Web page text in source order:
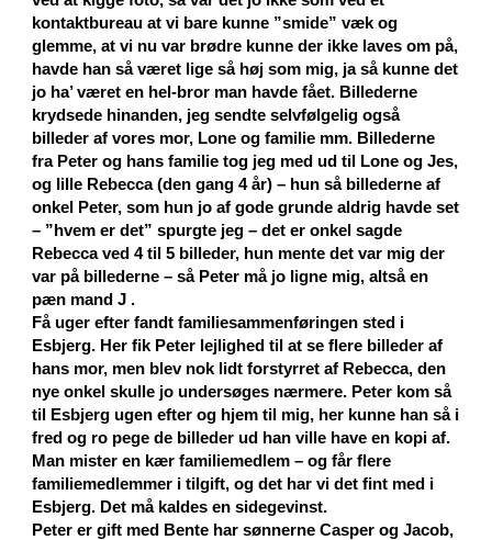
kontaktbureau at vi bare kunne ”smide” væk og
glemme, at vi nu var brødre kunne der ikke laves om på,
havde han så været lige så høj som mig, ja så kunne det
jo ha’ været en hel-bror man havde fået. Billederne
krydsede hinanden, jeg sendte selvfølgelig også
billeder af vores mor, Lone og familie mm. Billederne
fra Peter og hans familie tog jeg med ud til Lone og Jes,
og lille Rebecca (den gang 4 år) – hun så billederne af
onkel Peter, som hun jo af gode grunde aldrig havde set
– ”hvem er det” spurgte jeg – det er onkel sagde
Rebecca ved 4 til 5 billeder, hun mente det var mig der
var på billederne – så Peter må jo ligne mig, altså en
pæn mand J .
Få uger efter fandt familiesammenføringen sted i
Esbjerg. Her fik Peter lejlighed til at se flere billeder af
hans mor, men blev nok lidt forstyrret af Rebecca, den
nye onkel skulle jo undersøges nærmere. Peter kom så
til Esbjerg ugen efter og hjem til mig, her kunne han så i
fred og ro pege de billeder ud han ville have en kopi af.
Man mister en kær familiemedlem – og får flere
familiemedlemmer i tilgift, og det har vi det fint med i
Esbjerg. Det må kaldes en sidegevinst.
Peter er gift med Bente har sønnerne Casper og Jacob,